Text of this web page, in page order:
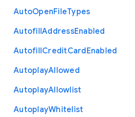
AutoOpenFileTypes
AutofillAddressEnabled
AutofillCreditCardEnabled
AutoplayAllowed
AutoplayAllowlist
AutoplayWhitelist